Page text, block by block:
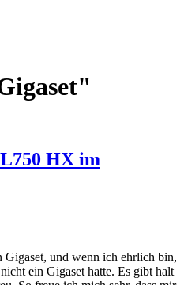
HX im
Gigaset, und wenn ich ehrlich bin,
ein Gigaset hatte. Es gibt halt